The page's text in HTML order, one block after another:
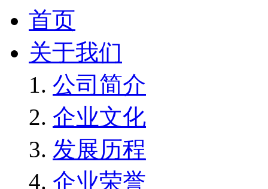
首页
关于我们
公司简介
企业文化
发展历程
企业荣誉